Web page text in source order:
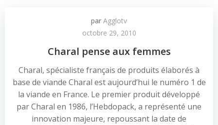
par Agglotv
octobre 29, 2010
Charal pense aux femmes
Charal, spécialiste français de produits élaborés à
base de viande Charal est aujourd’hui le numéro 1 de
la viande en France. Le premier produit développé
par Charal en 1986, l’Hebdopack, a représenté une
innovation majeure, repoussant la date de